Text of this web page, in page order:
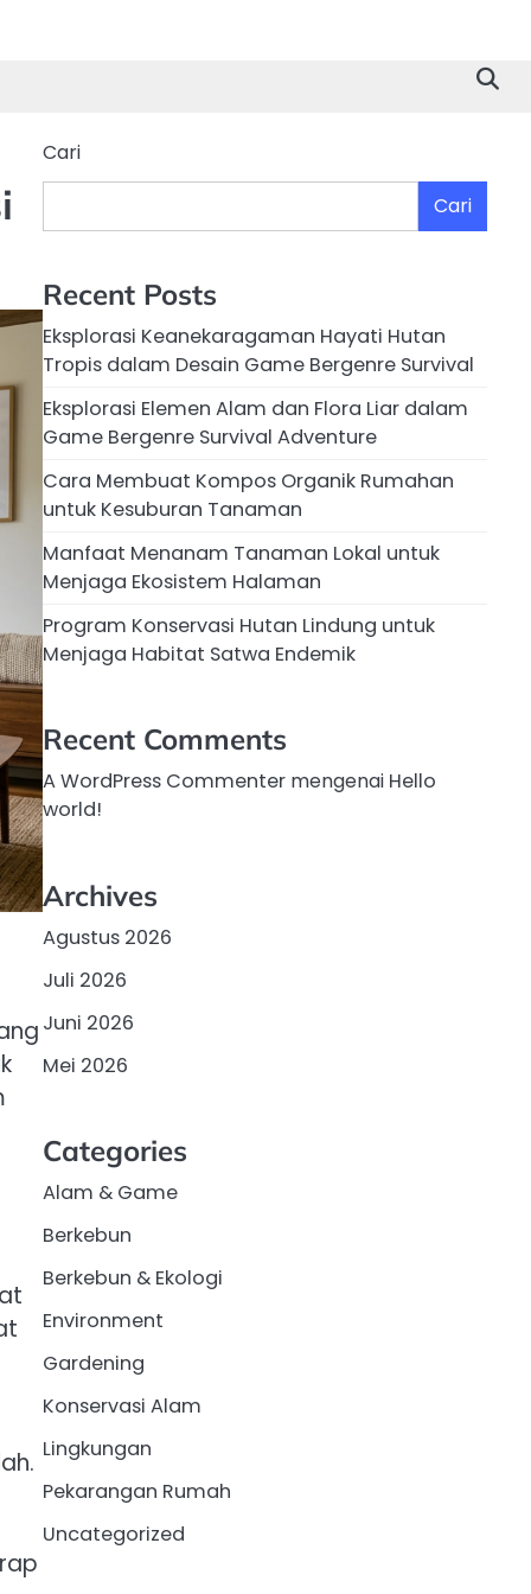
Cari
Cari
Recent Posts
Eksplorasi Keanekaragaman Hayati Hutan
Tropis dalam Desain Game Bergenre Survival
Eksplorasi Elemen Alam dan Flora Liar dalam
Game Bergenre Survival Adventure
Cara Membuat Kompos Organik Rumahan
untuk Kesuburan Tanaman
Manfaat Menanam Tanaman Lokal untuk
Menjaga Ekosistem Halaman
Program Konservasi Hutan Lindung untuk
Menjaga Habitat Satwa Endemik
Recent Comments
A WordPress Commenter mengenai Hello
world!
Archives
Agustus 2026
Juli 2026
Juni 2026
Mei 2026
Categories
Alam & Game
Berkebun
Berkebun & Ekologi
Environment
Gardening
Konservasi Alam
Lingkungan
Pekarangan Rumah
Uncategorized